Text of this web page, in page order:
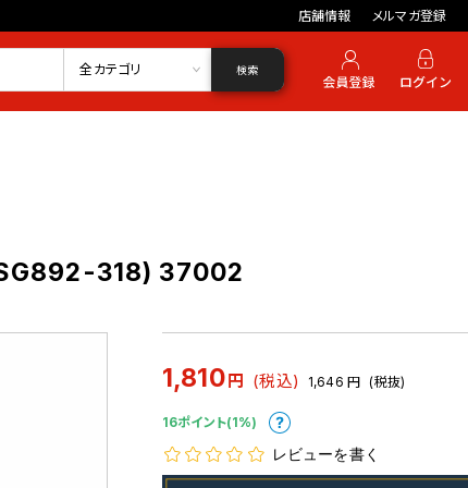
店舗情報 メルマガ登録
全カテゴリ 検索
318) 37002
1,810円 (税込) 1,646 円 (税抜)
16ポイント(1%)
レビューを書く